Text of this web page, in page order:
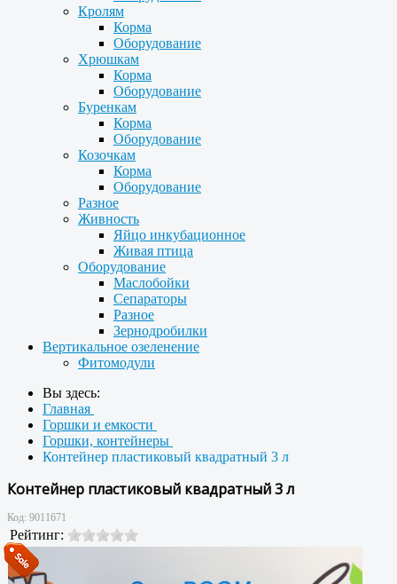
Кролям
Корма
Оборудование
Хрюшкам
Корма
Оборудование
Буренкам
Корма
Оборудование
Козочкам
Корма
Оборудование
Разное
Живность
Яйцо инкубационное
Живая птица
Оборудование
Маслобойки
Сепараторы
Разное
Зернодробилки
Вертикальное озеленение
Фитомодули
Вы здесь:
Главная
Горшки и емкости
Горшки, контейнеры
Контейнер пластиковый квадратный 3 л
Контейнер пластиковый квадратный 3 л
Код: 9011671
Рейтинг: